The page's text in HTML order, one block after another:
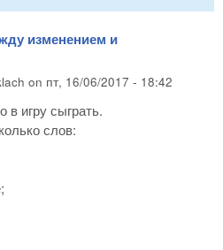
изменением и
on пт, 16/06/2017 - 18:42
в игру сыграть.
слов: